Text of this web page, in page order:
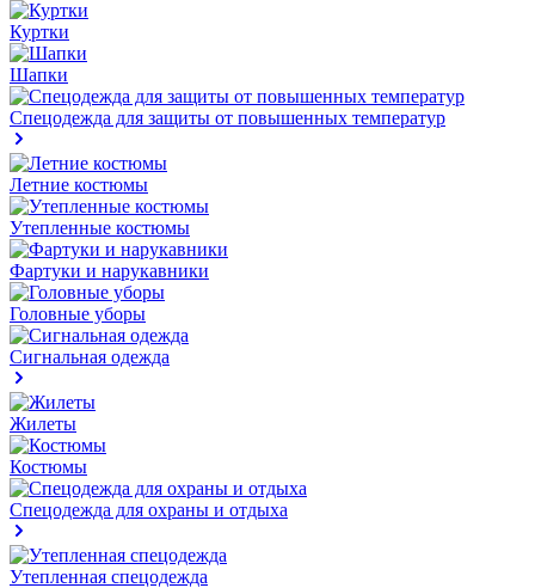
Куртки
Шапки
Спецодежда для защиты от повышенных температур
Летние костюмы
Утепленные костюмы
Фартуки и нарукавники
Головные уборы
Сигнальная одежда
Жилеты
Костюмы
Спецодежда для охраны и отдыха
Утепленная спецодежда